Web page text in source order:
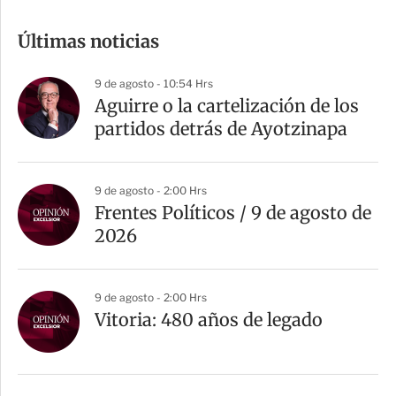
p
a
r
t
Últimas noticias
9 de agosto - 10:54 Hrs
Aguirre o la cartelización de los
partidos detrás de Ayotzinapa
9 de agosto - 2:00 Hrs
Frentes Políticos / 9 de agosto de
2026
9 de agosto - 2:00 Hrs
Vitoria: 480 años de legado